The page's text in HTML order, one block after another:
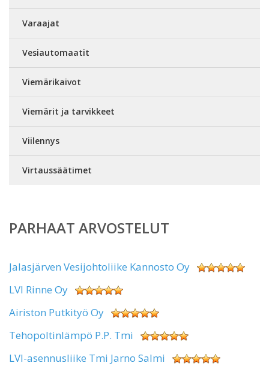
Varaajat
Vesiautomaatit
Viemärikaivot
Viemärit ja tarvikkeet
Viilennys
Virtaussäätimet
PARHAAT ARVOSTELUT
Jalasjärven Vesijohtoliike Kannosto Oy
LVI Rinne Oy
Airiston Putkityö Oy
Tehopoltinlämpö P.P. Tmi
LVI-asennusliike Tmi Jarno Salmi